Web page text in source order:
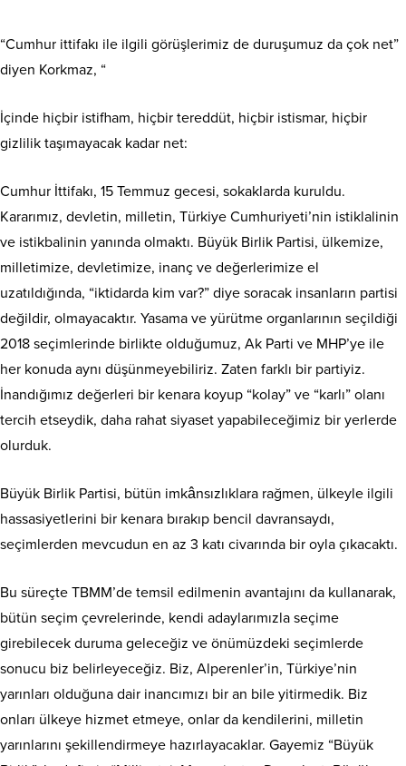
“Cumhur ittifakı ile ilgili görüşlerimiz de duruşumuz da çok net”
diyen Korkmaz, “
İçinde hiçbir istifham, hiçbir tereddüt, hiçbir istismar, hiçbir
gizlilik taşımayacak kadar net:
Cumhur İttifakı, 15 Temmuz gecesi, sokaklarda kuruldu.
Kararımız, devletin, milletin, Türkiye Cumhuriyeti’nin istiklalinin
ve istikbalinin yanında olmaktı. Büyük Birlik Partisi, ülkemize,
milletimize, devletimize, inanç ve değerlerimize el
uzatıldığında, “iktidarda kim var?” diye soracak insanların partisi
değildir, olmayacaktır. Yasama ve yürütme organlarının seçildiği
2018 seçimlerinde birlikte olduğumuz, Ak Parti ve MHP’ye ile
her konuda aynı düşünmeyebiliriz. Zaten farklı bir partiyiz.
İnandığımız değerleri bir kenara koyup “kolay” ve “karlı” olanı
tercih etseydik, daha rahat siyaset yapabileceğimiz bir yerlerde
olurduk.
Büyük Birlik Partisi, bütün imkânsızlıklara rağmen, ülkeyle ilgili
hassasiyetlerini bir kenara bırakıp bencil davransaydı,
seçimlerden mevcudun en az 3 katı civarında bir oyla çıkacaktı.
Bu süreçte TBMM’de temsil edilmenin avantajını da kullanarak,
bütün seçim çevrelerinde, kendi adaylarımızla seçime
girebilecek duruma geleceğiz ve önümüzdeki seçimlerde
sonucu biz belirleyeceğiz. Biz, Alperenler’in, Türkiye’nin
yarınları olduğuna dair inancımızı bir an bile yitirmedik. Biz
onları ülkeye hizmet etmeye, onlar da kendilerini, milletin
yarınlarını şekillendirmeye hazırlayacaklar. Gayemiz “Büyük